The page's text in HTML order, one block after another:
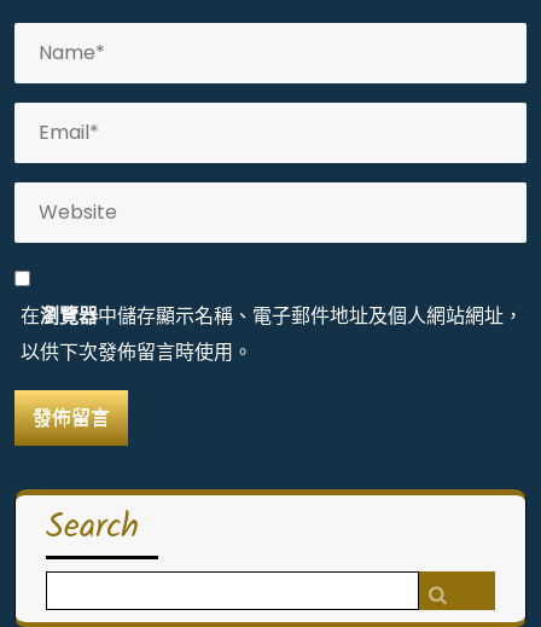
在瀏覽器中儲存顯示名稱、電子郵件地址及個人網站網址，
以供下次發佈留言時使用。
Search